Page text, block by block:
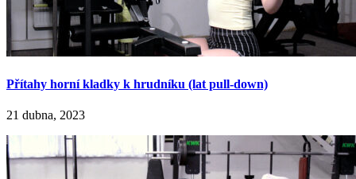
Přítahy horní kladky k hrudníku (lat pull-down)
21 dubna, 2023